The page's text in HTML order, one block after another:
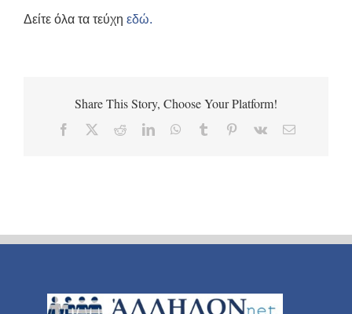
Δείτε όλα τα τεύχη εδώ.
Share This Story, Choose Your Platform!
Facebook RedditLinkedInWhatsApp
Tumblr Pinterest
Vk Email